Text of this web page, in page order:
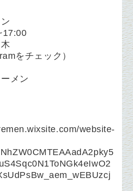
をチェック）
メン
website-